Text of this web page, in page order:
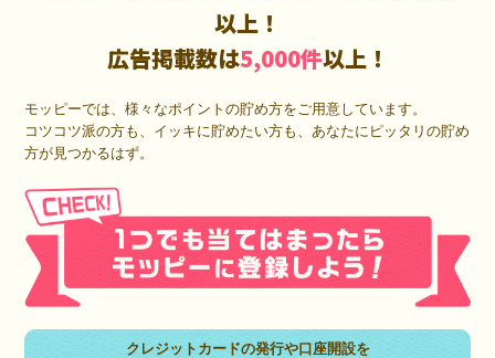
以上！
広告掲載数は5,000件以上！
モッピーでは、様々なポイントの貯め方をご用意しています。
コツコツ派の方も、イッキに貯めたい方も、あなたにピッタリの貯め
方が見つかるはず。
クレジットカードの発行や口座開設を